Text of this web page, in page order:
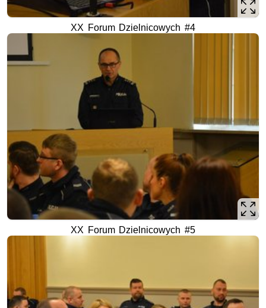
XX Forum Dzielnicowych #4
XX Forum Dzielnicowych #5